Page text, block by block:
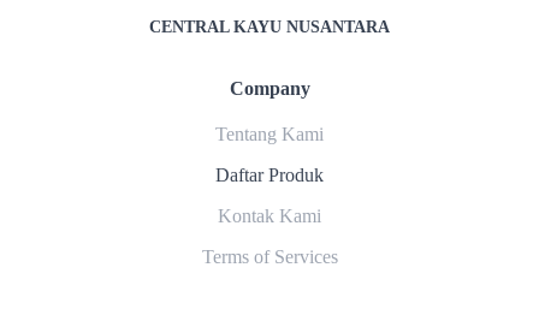
CENTRAL KAYU NUSANTARA
Company
Tentang Kami
Daftar Produk
Kontak Kami
Terms of Services